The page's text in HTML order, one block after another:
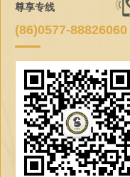
尊享专线
(86)0577-88826060